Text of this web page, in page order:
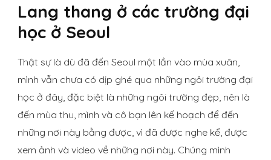
Lang thang ở các trường đại
học ở Seoul
Thật sự là dù đã đến Seoul một lần vào mùa xuân,
mình vẫn chưa có dịp ghé qua những ngôi trường đại
học ở đây, đặc biệt là những ngôi trường đẹp, nên là
đến mùa thu, mình và cô bạn lên kế hoạch để đến
những nơi này bằng được, vì đã được nghe kể, được
xem ảnh và video về những nơi này. Chúng mình